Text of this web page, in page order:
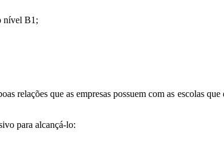
nível B1;
relações que as empresas possuem com as escolas
para alcançá-lo: